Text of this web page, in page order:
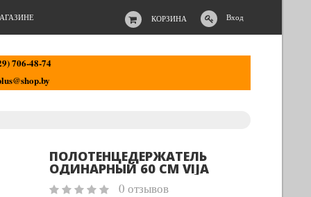
КОРЗИНА Вход
706-48-74
ПОЛОТЕНЦЕДЕРЖАТЕЛЬ
ОДИНАРНЫЙ 60 СМ VIJA
0 отзывов